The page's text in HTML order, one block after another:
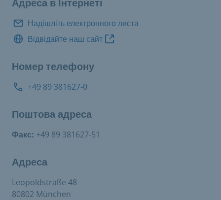
Адреса в Інтернеті
Надішліть електронного листа
Відвідайте наш сайт
Номер телефону
+49 89 381627-0
Поштова адреса
Факс: +49 89 381627-51
Адреса
Leopoldstraße 48
80802 München